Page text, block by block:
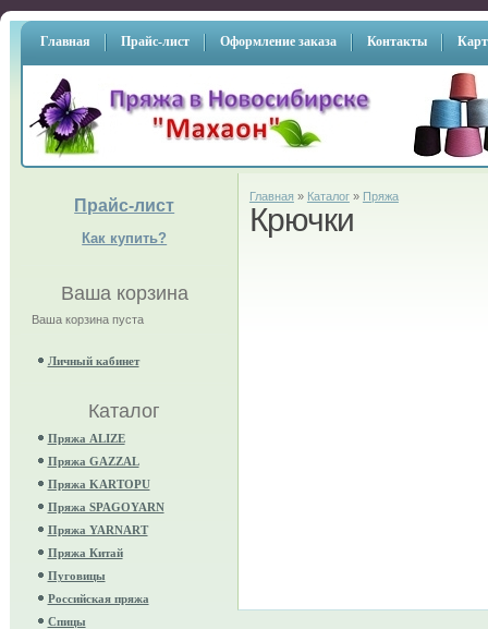
Главная Прайс-лист Оформление заказа Контакты
Прайс-лист
Как купить?
Ваша корзина
Ваша корзина пуста
Личный кабинет
Каталог
Пряжа ALIZE
Пряжа GAZZAL
Пряжа KARTOPU
Пряжа SPAGOYARN
Пряжа YARNART
Пряжа Китай
Пуговицы
Российская пряжа
Спицы
Главная » Каталог» Пряжа
Крючки